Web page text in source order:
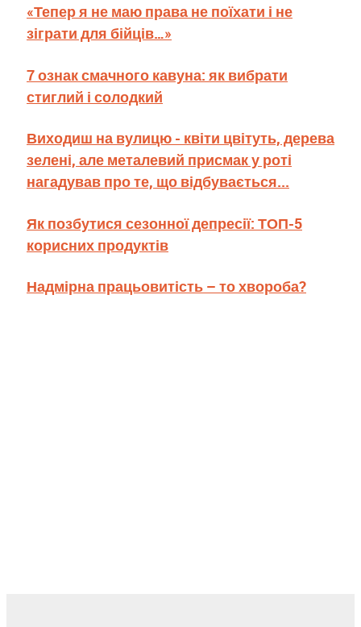
«Тепер я не маю права не поїхати і не
зіграти для бійців…»
7 ознак смачного кавуна: як вибрати
стиглий і солодкий
Виходиш на вулицю - квіти цвітуть, дерева
зелені, але металевий присмак у роті
нагадував про те, що відбувається...
Як позбутися сезонної депресії: ТОП-5
корисних продуктів
Надмірна працьовитість – то хвороба?